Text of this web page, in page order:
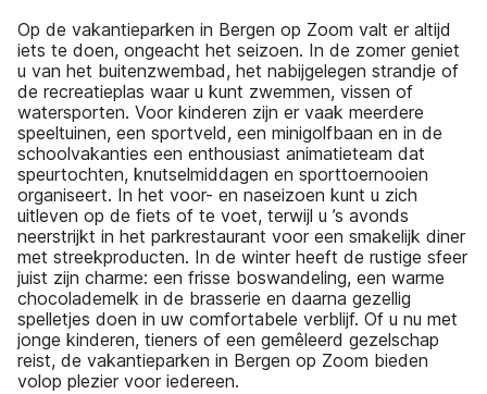
Op de vakantieparken in Bergen op Zoom valt er altijd
iets te doen, ongeacht het seizoen. In de zomer geniet
u van het buitenzwembad, het nabijgelegen strandje of
de recreatieplas waar u kunt zwemmen, vissen of
watersporten. Voor kinderen zijn er vaak meerdere
speeltuinen, een sportveld, een minigolfbaan en in de
schoolvakanties een enthousiast animatieteam dat
speurtochten, knutselmiddagen en sporttoernooien
organiseert. In het voor- en naseizoen kunt u zich
uitleven op de fiets of te voet, terwijl u ’s avonds
neerstrijkt in het parkrestaurant voor een smakelijk diner
met streekproducten. In de winter heeft de rustige sfeer
juist zijn charme: een frisse boswandeling, een warme
chocolademelk in de brasserie en daarna gezellig
spelletjes doen in uw comfortabele verblijf. Of u nu met
jonge kinderen, tieners of een gemêleerd gezelschap
reist, de vakantieparken in Bergen op Zoom bieden
volop plezier voor iedereen.